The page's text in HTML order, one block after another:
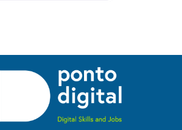
E INTELIGÊNCIA
VETORES DA
DIGITAL